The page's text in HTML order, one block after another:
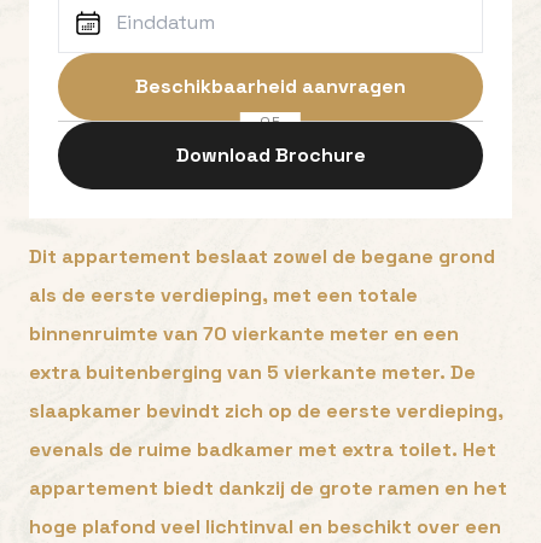
Dit appartement beslaat zowel de begane grond
als de eerste verdieping, met een totale
binnenruimte van 70 vierkante meter en een
extra buitenberging van 5 vierkante meter. De
slaapkamer bevindt zich op de eerste verdieping,
evenals de ruime badkamer met extra toilet. Het
appartement biedt dankzij de grote ramen en het
hoge plafond veel lichtinval en beschikt over een
Beschikbaarheid aanvragen
OF
Download Brochure